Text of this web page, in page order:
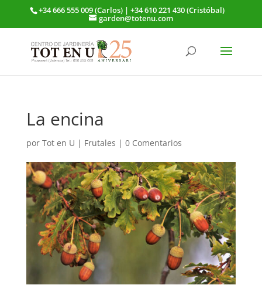
+34 666 555 009 (Carlos) | +34 610 221 430 (Cristóbal)
garden@totenu.com
La encina
por Tot en U | Frutales | 0 Comentarios